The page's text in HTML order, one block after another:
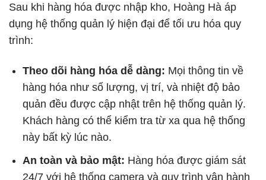
Sau khi hàng hóa được nhập kho, Hoàng Hà áp
dụng hệ thống quản lý hiện đại để tối ưu hóa quy
trình:
Theo dõi hàng hóa dễ dàng: Mọi thông tin về
hàng hóa như số lượng, vị trí, và nhiệt độ bảo
quản đều được cập nhật trên hệ thống quản lý.
Khách hàng có thể kiểm tra từ xa qua hệ thống
này bất kỳ lúc nào.
An toàn và bảo mật: Hàng hóa được giám sát
24/7 với hệ thống camera và quy trình vận hành